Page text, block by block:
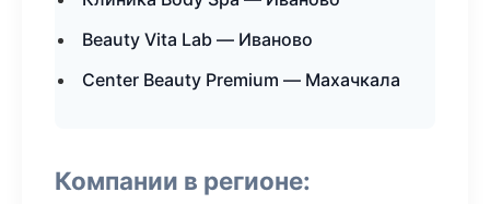
Beauty Vita Lab — Иваново
Center Beauty Premium — Махачкала
Компании в регионе: